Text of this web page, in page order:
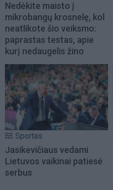
Nedėkite maisto į
mikrobangų krosnelę, kol
neatlikote šio veiksmo:
paprastas testas, apie
kurį nedaugelis žino
Sportas
Jasikevičiaus vedami
Lietuvos vaikinai patiesė
serbus